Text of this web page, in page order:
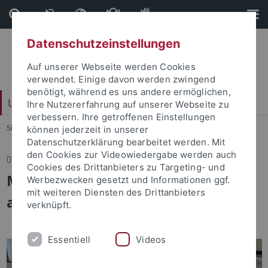
Direkt
zum
Inhalt
Direkt
zur
Fußleiste
Universitätsbund e. V.
Sie sind hier: Startseite ... Ihr Engagement kommt an
09.06.2026
Mikroskopische Untersuchungen
an steinzeitlichem Bernstein
Datenschutzeinstellungen
Auf unserer Webseite werden Cookies
verwendet. Einige davon werden zwingend
benötigt, während es uns andere ermöglichen,
Ihre Nutzererfahrung auf unserer Webseite zu
verbessern. Ihre getroffenen Einstellungen
können jederzeit in unserer
Datenschutzerklärung bearbeitet werden. Mit
den Cookies zur Videowiedergabe werden auch
Cookies des Drittanbieters zu Targeting- und
Werbezwecken gesetzt und Informationen ggf.
mit weiteren Diensten des Drittanbieters
verknüpft.
Essentiell Videos